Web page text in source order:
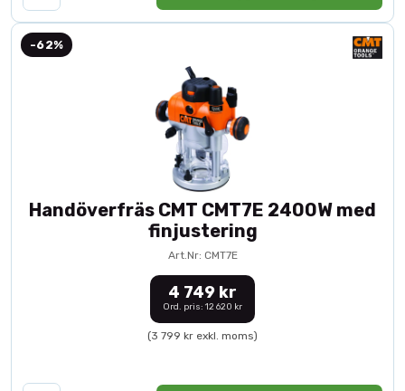
-62%
Handöverfräs CMT CMT7E 2400W med
finjustering
Art.Nr: CMT7E
4 749 kr
Ord. pris: 12 620 kr
(3 799 kr exkl. moms)